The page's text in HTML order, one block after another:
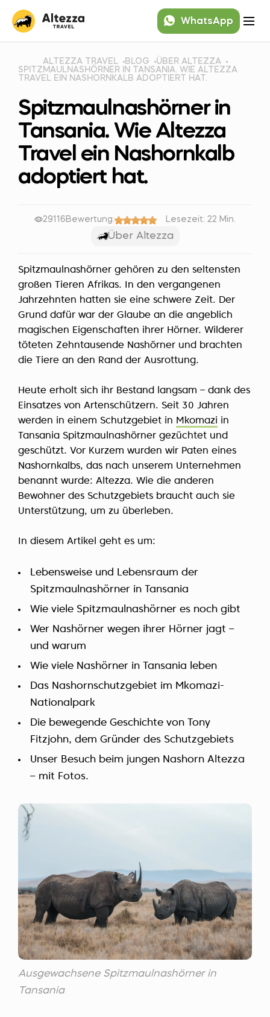
WhatsApp
ALTEZZA TRAVEL BLOG
ÜBER ALTEZZA
SPITZMAULNASHÖRNER IN TANSANIA. WIE ALTEZZA
TRAVEL EIN NASHORNKALB ADOPTIERT HAT.
Spitzmaulnashörner in
Tansania. Wie Altezza
Travel ein Nashornkalb
adoptiert hat.
29116 Bewertung: Lesezeit: 22 Min.
Über Altezza
Spitzmaulnashörner gehören zu den seltensten
großen Tieren Afrikas. In den vergangenen
Jahrzehnten hatten sie eine schwere Zeit. Der
Grund dafür war der Glaube an die angeblich
magischen Eigenschaften ihrer Hörner. Wilderer
töteten Zehntausende Nashörner und brachten
die Tiere an den Rand der Ausrottung.
Heute erholt sich ihr Bestand langsam – dank des
Einsatzes von Artenschützern. Seit 30 Jahren
werden in einem Schutzgebiet in Mkomazi in
Tansania Spitzmaulnashörner gezüchtet und
geschützt. Vor Kurzem wurden wir Paten eines
Nashornkalbs, das nach unserem Unternehmen
benannt wurde: Altezza. Wie die anderen
Bewohner des Schutzgebiets braucht auch sie
Unterstützung, um zu überleben.
In diesem Artikel geht es um:
Lebensweise und Lebensraum der
Spitzmaulnashörner in Tansania
Wie viele Spitzmaulnashörner es noch gibt
Wer Nashörner wegen ihrer Hörner jagt –
und warum
Wie viele Nashörner in Tansania leben
Das Nashornschutzgebiet im Mkomazi-
Nationalpark
Die bewegende Geschichte von Tony
Fitzjohn, dem Gründer des Schutzgebiets
Unser Besuch beim jungen Nashorn Altezza
– mit Fotos.
Ausgewachsene Spitzmaulnashörner in
Tansania